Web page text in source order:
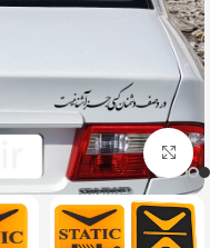
بزرگنمایی تصویر